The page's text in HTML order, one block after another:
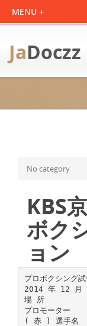
JaDoczz
No category
KBS
ボク
ョン
プロボクシング
2014 年 12 月
場 所
プロモーター
( 赤 ) 選手名